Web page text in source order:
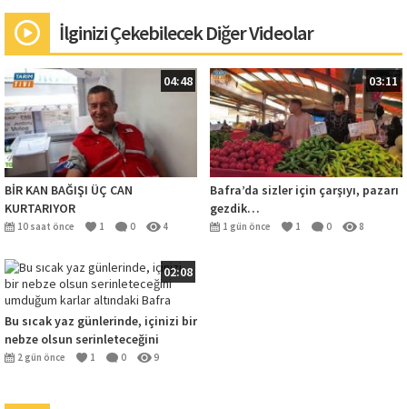
İlginizi Çekebilecek Diğer Videolar
04:48
BİR KAN BAĞIŞI ÜÇ CAN
KURTARIYOR
10 saat önce 1 0 4
03:11
Bafra’da sizler için çarşıyı, pazarı
gezdik…
1 gün önce 1 0 8
02:08
Bu sıcak yaz günlerinde, içinizi bir
nebze olsun serinleteceğini
umduğum karlar altındaki Bafra
2 gün önce 1 0 9